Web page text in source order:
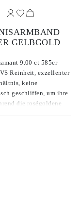
GELBGOLD
9.00 ct 585er
Reinheit, exzellenter
keine
geschliffen, um ihre
die roségoldene